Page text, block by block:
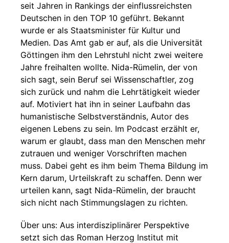
seit Jahren in Rankings der einflussreichsten
Deutschen in den TOP 10 geführt. Bekannt
wurde er als Staatsminister für Kultur und
Medien. Das Amt gab er auf, als die Universität
Göttingen ihm den Lehrstuhl nicht zwei weitere
Jahre freihalten wollte. Nida-Rümelin, der von
sich sagt, sein Beruf sei Wissenschaftler, zog
sich zurück und nahm die Lehrtätigkeit wieder
auf. Motiviert hat ihn in seiner Laufbahn das
humanistische Selbstverständnis, Autor des
eigenen Lebens zu sein. Im Podcast erzählt er,
warum er glaubt, dass man den Menschen mehr
zutrauen und weniger Vorschriften machen
muss. Dabei geht es ihm beim Thema Bildung im
Kern darum, Urteilskraft zu schaffen. Denn wer
urteilen kann, sagt Nida-Rümelin, der braucht
sich nicht nach Stimmungslagen zu richten.
Über uns: Aus interdisziplinärer Perspektive
setzt sich das Roman Herzog Institut mit